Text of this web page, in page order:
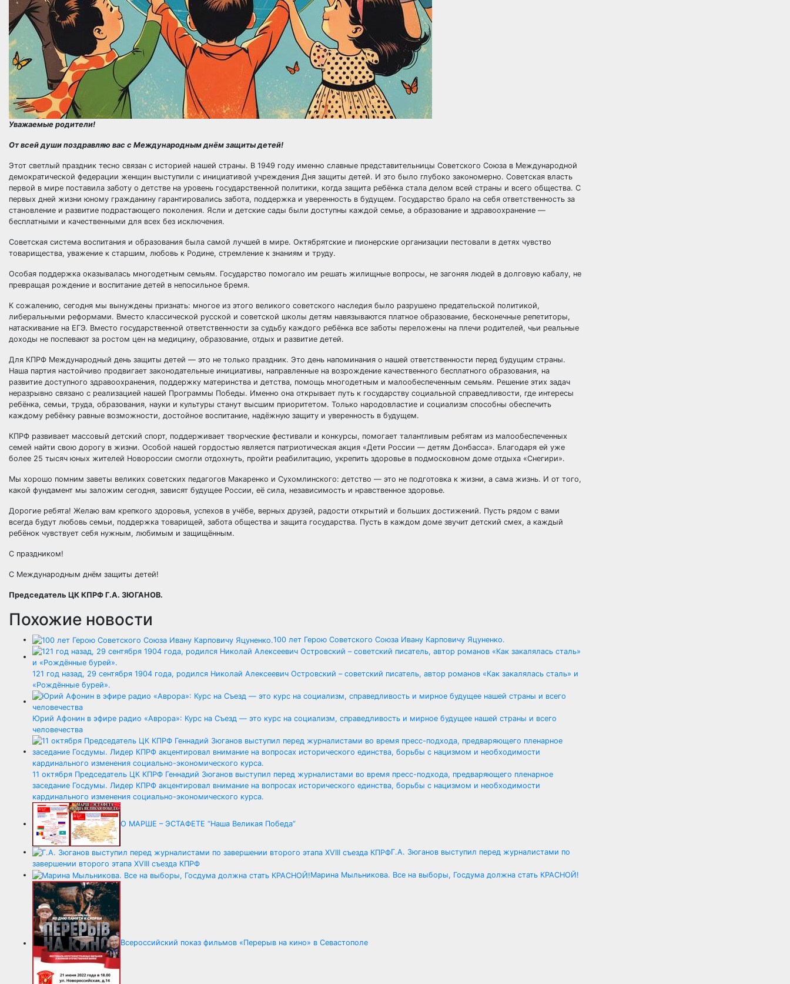
Уважаемые родители!
От всей души поздравляю вас с Международным днём защиты детей!
Этот светлый праздник тесно связан с историей нашей страны. В 1949 году именно славные представительницы Советского Союза в Международной
демократической федерации женщин выступили с инициативой учреждения Дня защиты детей. И это было глубоко закономерно. Советская власть
первой в мире поставила заботу о детстве на уровень государственной политики, когда защита ребёнка стала делом всей страны и всего общества. С
первых дней жизни юному гражданину гарантировались забота, поддержка и уверенность в будущем. Государство брало на себя ответственность за
становление и развитие подрастающего поколения. Ясли и детские сады были доступны каждой семье, а образование и здравоохранение —
бесплатными и качественными для всех без исключения.
Советская система воспитания и образования была самой лучшей в мире. Октябрятские и пионерские организации пестовали в детях чувство
товарищества, уважение к старшим, любовь к Родине, стремление к знаниям и труду.
Особая поддержка оказывалась многодетным семьям. Государство помогало им решать жилищные вопросы, не загоняя людей в долговую кабалу, не
превращая рождение и воспитание детей в непосильное бремя.
К сожалению, сегодня мы вынуждены признать: многое из этого великого советского наследия было разрушено предательской политикой,
либеральными реформами. Вместо классической русской и советской школы детям навязываются платное образование, бесконечные репетиторы,
натаскивание на ЕГЭ. Вместо государственной ответственности за судьбу каждого ребёнка все заботы переложены на плечи родителей, чьи реальные
доходы не поспевают за ростом цен на медицину, образование, отдых и развитие детей.
Для КПРФ Международный день защиты детей — это не только праздник. Это день напоминания о нашей ответственности перед будущим страны.
Наша партия настойчиво продвигает законодательные инициативы, направленные на возрождение качественного бесплатного образования, на
развитие доступного здравоохранения, поддержку материнства и детства, помощь многодетным и малообеспеченным семьям. Решение этих задач
неразрывно связано с реализацией нашей Программы Победы. Именно она открывает путь к государству социальной справедливости, где интересы
ребёнка, семьи, труда, образования, науки и культуры станут высшим приоритетом. Только народовластие и социализм способны обеспечить
каждому ребёнку равные возможности, достойное воспитание, надёжную защиту и уверенность в будущем.
КПРФ развивает массовый детский спорт, поддерживает творческие фестивали и конкурсы, помогает талантливым ребятам из малообеспеченных
семей найти свою дорогу в жизни. Особой нашей гордостью является патриотическая акция «Дети России — детям Донбасса». Благодаря ей уже
более 25 тысяч юных жителей Новороссии смогли отдохнуть, пройти реабилитацию, укрепить здоровье в подмосковном доме отдыха «Снегири».
Мы хорошо помним заветы великих советских педагогов Макаренко и Сухомлинского: детство — это не подготовка к жизни, а сама жизнь. И от того,
какой фундамент мы заложим сегодня, зависят будущее России, её сила, независимость и нравственное здоровье.
Дорогие ребята! Желаю вам крепкого здоровья, успехов в учёбе, верных друзей, радости открытий и больших достижений. Пусть рядом с вами
всегда будут любовь семьи, поддержка товарищей, забота общества и защита государства. Пусть в каждом доме звучит детский смех, а каждый
ребёнок чувствует себя нужным, любимым и защищённым.
С праздником!
С Международным днём защиты детей!
Председатель ЦК КПРФ Г.А. ЗЮГАНОВ.
Похожие новости
100 лет Герою Советского Союза Ивану Карповичу Яцуненко.
121 год назад, 29 сентября 1904 года, родился Николай Алексеевич Островский – советский писатель, автор романов «Как закалялась сталь» и
«Рождённые бурей».
Юрий Афонин в эфире радио «Аврора»: Курс на Съезд — это курс на социализм, справедливость и мирное будущее нашей страны и всего
человечества
11 октября Председатель ЦК КПРФ Геннадий Зюганов выступил перед журналистами во время пресс-подхода, предваряющего пленарное
заседание Госдумы. Лидер КПРФ акцентировал внимание на вопросах исторического единства, борьбы с нацизмом и необходимости
кардинального изменения социально-экономического курса.
О МАРШЕ – ЭСТАФЕТЕ “Наша Великая Победа”
Г.А. Зюганов выступил перед журналистами по
завершении второго этапа XVIII съезда КПРФ
Марина Мыльникова. Все на выборы, Госдума должна стать КРАСНОЙ!
Всероссийский показ фильмов «Перерыв на кино» в Севастополе